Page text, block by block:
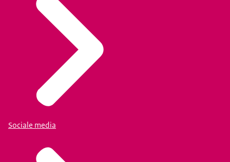
Sociale media